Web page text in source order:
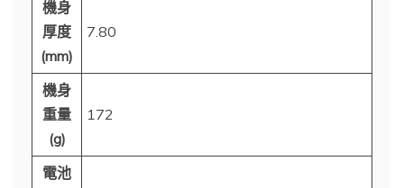
機身
厚度
(mm)
7.80
機身
重量
(g)
172
電池